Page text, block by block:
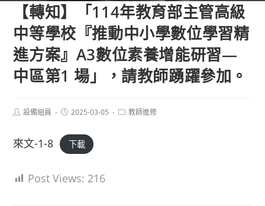
【轉知】「114年教育部主管高級
中等學校『推動中小學數位學習精
進方案』A3數位素養增能研習—
中區第1 場」，請教師踴躍參加。
Post設備組員
Post2025-03-05
Post教師進修
來文-1-8 下載
Post Views: 216